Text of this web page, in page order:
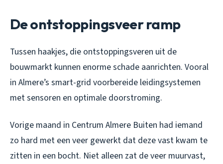
De ontstoppingsveer ramp
Tussen haakjes, die ontstoppingsveren uit de
bouwmarkt kunnen enorme schade aanrichten. Vooral
in Almere’s smart-grid voorbereide leidingsystemen
met sensoren en optimale doorstroming.
Vorige maand in Centrum Almere Buiten had iemand
zo hard met een veer gewerkt dat deze vast kwam te
zitten in een bocht. Niet alleen zat de veer muurvast,